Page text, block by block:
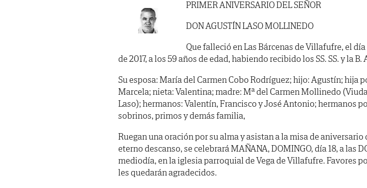
PRIMER ANIVERSARIO DEL SEÑOR
DON AGUSTÍN LASO MOLLINEDO
Que falleció en Las Bárcenas de Villafufre, el día
de 2017, a los 59 años de edad, habiendo recibido los SS. SS. y la B.
Su esposa: María del Carmen Cobo Rodríguez; hijo: Agustín; hija
Marcela; nieta: Valentina; madre: Mª del Carmen Mollinedo
Laso); hermanos: Valentín, Francisco y José Antonio; hermanos
sobrinos, primos y demás familia,
Ruegan una oración por su alma y asistan a la misa de aniversario
eterno descanso, se celebrará MAÑANA, DOMINGO, día 18, a las
mediodía, en la iglesia parroquial de Vega de Villafufre. Favores
les quedarán agradecidos.